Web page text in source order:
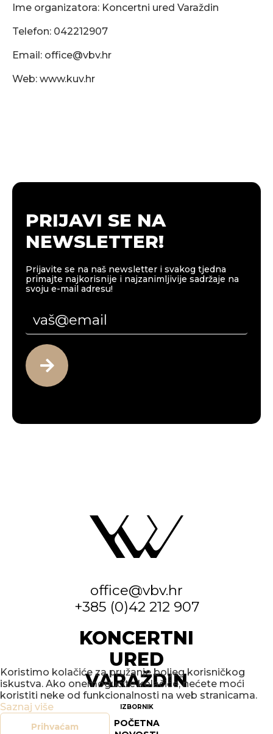
Ime organizatora: Koncertni ured Varaždin
Telefon: 042212907
Email: office@vbv.hr
Web: www.kuv.hr
PRIJAVI SE NA
NEWSLETTER!
Prijavite se na naš newsletter i svakog tjedna
primajte najkorisnije i najzanimljivije sadržaje na
svoju e-mail adresu!
office@vbv.hr
+385 (0)42 212 907
KONCERTNI
URED
VARAŽDIN
IZBORNIK
POČETNA
Koristimo kolačiće za pružanje boljeg korisničkog
iskustva. Ako onemogućite kolačiće, nećete moći
koristiti neke od funkcionalnosti na web stranicama.
Saznaj više
Prihvaćam